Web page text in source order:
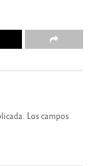
Los campos